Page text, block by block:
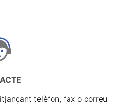
telèfon, fax o correu